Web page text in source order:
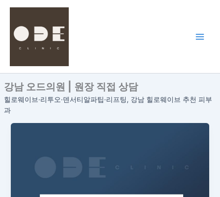
뛰
기강남 오드의원 | 원장 직접 상담
힐로웨이브·리투오·덴서티알파팁·리프팅, 강남 힐로웨이브 추천 피부
과